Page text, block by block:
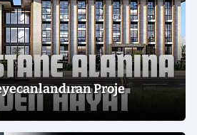
Proje